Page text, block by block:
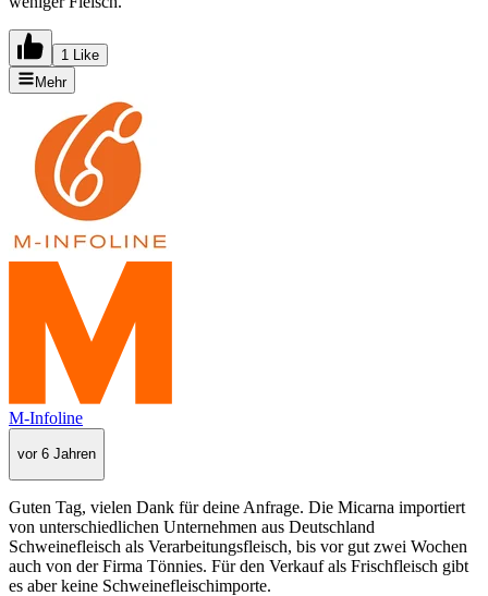
1 Like
Mehr
M-Infoline
vor 6 Jahren
Guten Tag, vielen Dank für deine Anfrage. Die Micarna importiert
von unterschiedlichen Unternehmen aus Deutschland
Schweinefleisch als Verarbeitungsfleisch, bis vor gut zwei Wochen
auch von der Firma Tönnies. Für den Verkauf als Frischfleisch gibt
es aber keine Schweinefleischimporte.